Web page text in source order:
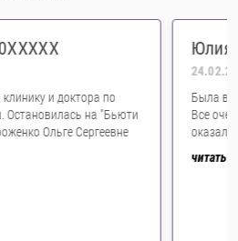
и доктора по
Остановилась на "Бьюти
Ольге Сергеевне
Юлия
Была в
Все
читать